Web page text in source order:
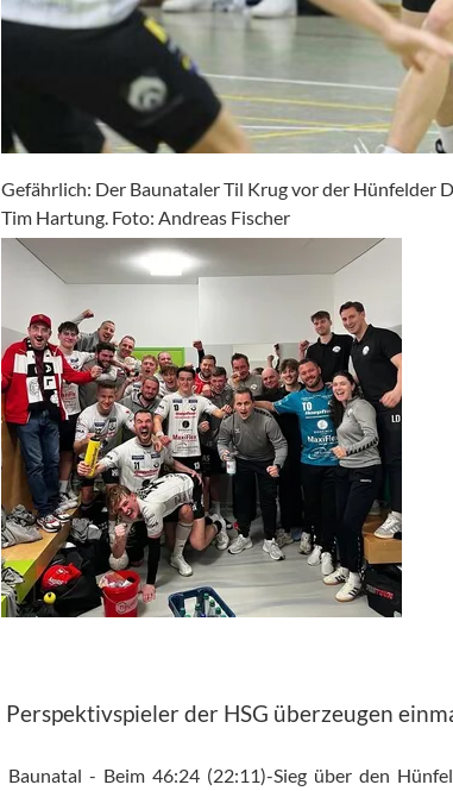
Gefährlich: Der Baunataler Til Krug vor der Hünfelder
Tim Hartung. Foto: Andreas Fischer
Perspektivspieler der HSG überzeugen
Baunatal - Beim 46:24 (22:11)-Sieg über den